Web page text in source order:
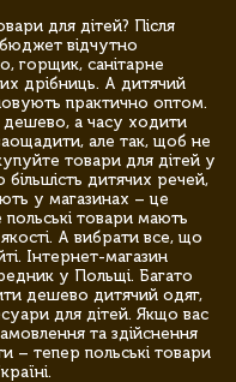
для дітей? Після
відчутно
горщик, санітарне
дрібниць. А дитячий
практично оптом.
дешево, а часу ходити
але так, щоб не
товари для дітей у
дитячих речей,
у магазинах – це
товари мають
А вибрати все, що
Інтернет-магазин
у Польщі. Багато
дешево дитячий одяг,
для дітей. Якщо вас
та здійснення
– тепер польські товари